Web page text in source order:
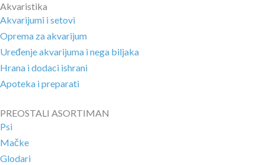
Akvaristika
Akvarijumi i setovi
Oprema za akvarijum
Uređenje akvarijuma i nega biljaka
Hrana i dodaci ishrani
Apoteka i preparati
PREOSTALI ASORTIMAN
Psi
Mačke
Glodari